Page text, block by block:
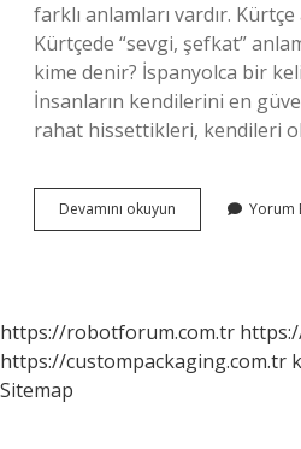
farklı anlamları vardır. Kürtçe
Kürtçede “sevgi, şefkat”
kime denir? İspanyolca bir
İnsanların kendilerini en
rahat hissettikleri, kendileri
Devamını okuyun Hridayeş
Ne
Yorum
https://robotforum.com.tr
https://custompackaging.com.tr
Sitemap